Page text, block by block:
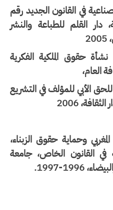
في القانون الجديد رقم
القلم للطباعة والنشر
حقوق الملكية الفكرية
الأبي للمؤلف في التشريع
2006
وحماية حقوق الزبناء،
القانون الخاص، جامعة
1996-1997
.